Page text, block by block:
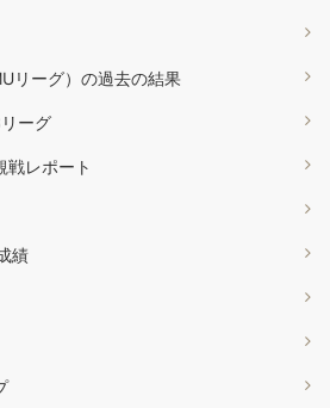
リーグ）の過去の結果
ーグ
戦レポート
績